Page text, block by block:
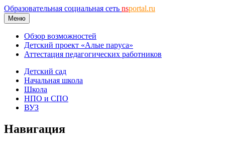
Образовательная социальная сеть nsportal.ru
Меню
Обзор возможностей
Детский проект «Алые паруса»
Аттестация педагогических работников
Детский сад
Начальная школа
Школа
НПО и СПО
ВУЗ
Навигация